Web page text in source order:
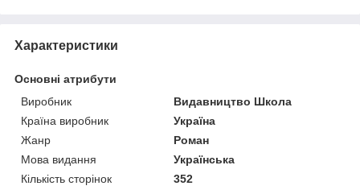
Характеристики
Основні атрибути
Виробник
Видавництво Школа
Країна виробник
Україна
Жанр
Роман
Мова видання
Українська
Кількість сторінок
352